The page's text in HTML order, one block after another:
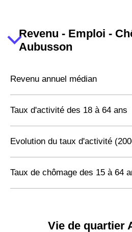
Revenu - Emploi -
Aubusson
Revenu annuel médian
Taux d'activité des 18 à 64 ans
Evolution du taux d'activité
Taux de chômage des 15 à 64
Vie de quartier